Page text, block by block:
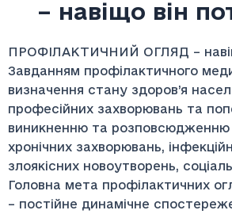
– навіщо він
ПРОФІЛАКТИЧНИЙ ОГЛЯД –
Завданням профілактичного
визначення стану здоров’я
професійних захворювань та
виникненню та розповсюдженню
хронічних захворювань,
злоякісних новоутворень,
Головна мета профілактичних
– постійне динамічне